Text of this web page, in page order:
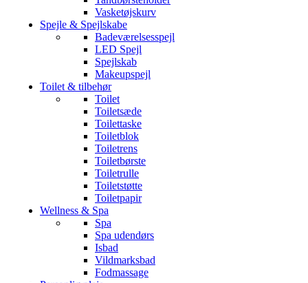
Vasketøjskurv
Spejle & Spejlskabe
Badeværelsesspejl
LED Spejl
Spejlskab
Makeupspejl
Toilet & tilbehør
Toilet
Toiletsæde
Toilettaske
Toiletblok
Toiletrens
Toiletbørste
Toiletrulle
Toiletstøtte
Toiletpapir
Wellness & Spa
Spa
Spa udendørs
Isbad
Vildmarksbad
Fodmassage